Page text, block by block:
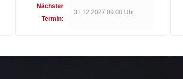
Nächster
Termin:
31.12.2027 09:00 Uhr